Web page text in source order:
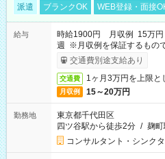
派遣 ブランクOK WEB登録・面接
給与
時給1900円 月収例 15万円
週 ※月収例を保証するもの
ービス利用可（利用条件有）
交通費別途支給あり
交通費 1ヶ月3万円を上限と
月収例 15～20万円
勤務地
東京都千代田区
四ツ谷駅から徒歩2分 / 麹
コンサルタント・シンク